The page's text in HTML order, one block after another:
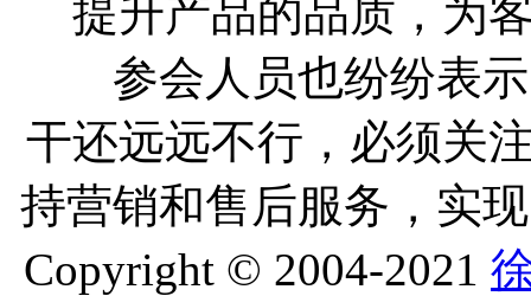
提升产品的品质，为
参会人员也纷纷表示
干还远远不行，必须关
持营销和售后服务，实
Copyright © 2004-2021